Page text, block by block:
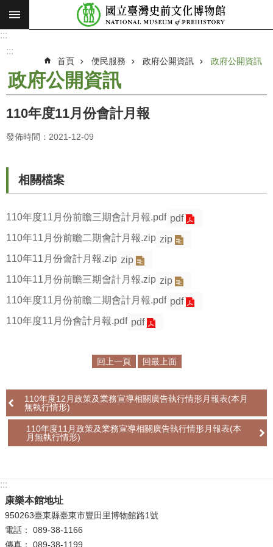
跳到主要內容區塊
搜
願
使
命
消
觀
展
學
探
們
民
務
性
別
平
:::
:::
首頁 便民服務 政府公開資訊 政府公開資訊
政府公開資訊
110年度11月份會計月報
發佈時間：2021-12-09
相關檔案
110年度11月份前瞻三期會計月報.pdf pdf
110年11月份前瞻二期會計月報.zip zip
110年11月份會計月報.zip zip
110年11月份前瞻三期會計月報.zip zip
110年度11月份前瞻二期會計月報.pdf pdf
110年度11月份會計月報.pdf pdf
回上一頁 回最上面
110年度12月政策及業務宣導相關廣告執行情形月報表(本月
無執行情形)
110年度11月政策及業務宣導相關廣告執行情形月報表(本
月無執行情形)
:::
康樂本館地址
950263臺東縣臺東市豐田里博物館路1號
電話： 089-38-1166
傳真： 089-38-1199